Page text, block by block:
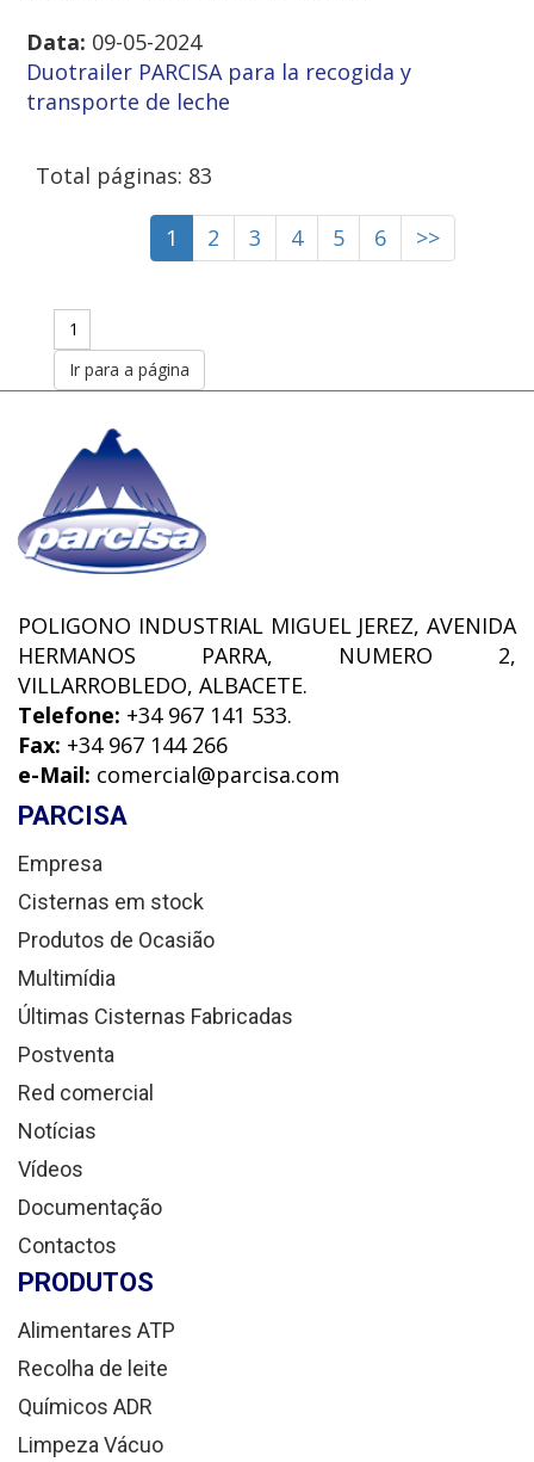
Data: 09-05-2024
Duotrailer PARCISA para la recogida y
transporte de leche
Total páginas: 83
1 2 3 4 5 6 >>
POLIGONO INDUSTRIAL MIGUEL JEREZ, AVENIDA
HERMANOS PARRA, NUMERO 2,
VILLARROBLEDO, ALBACETE.
Telefone: +34 967 141 533.
Fax: +34 967 144 266
e-Mail: comercial@parcisa.com
PARCISA
Empresa
Cisternas em stock
Produtos de Ocasião
Multimídia
Últimas Cisternas Fabricadas
Postventa
Red comercial
Notícias
Vídeos
Documentação
Contactos
PRODUTOS
Alimentares ATP
Recolha de leite
Químicos ADR
Limpeza Vácuo